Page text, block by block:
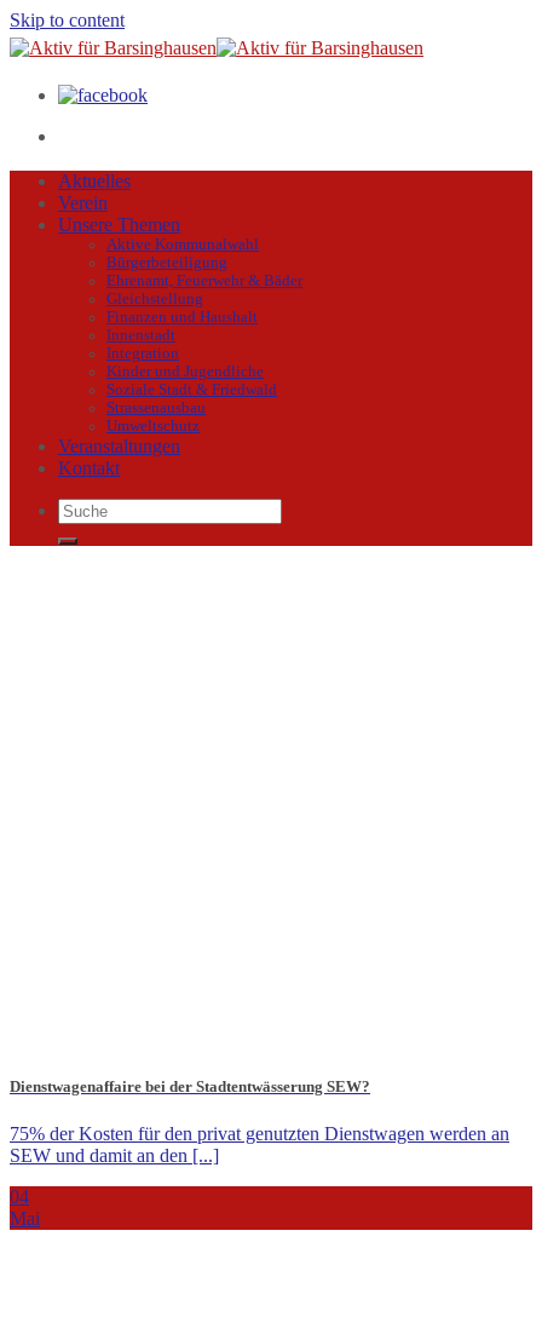
Skip to content
Aktuelles
Verein
Unsere Themen
Aktive Kommunalwahl
Bürgerbeteiligung
Ehrenamt, Feuerwehr & Bäder
Gleichstellung
Finanzen und Haushalt
Innenstadt
Integration
Kinder und Jugendliche
Soziale Stadt & Friedwald
Strassenausbau
Umweltschutz
Veranstaltungen
Kontakt
Dienstwagenaffaire bei der Stadtentwässerung SEW?
75% der Kosten für den privat genutzten Dienstwagen werden an
SEW und damit an den [...]
04
Mai